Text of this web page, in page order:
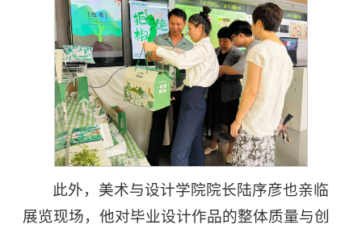
此外，美术与设计学院院长陆序彦也亲临
展览现场，他对毕业设计作品的整体质量与创